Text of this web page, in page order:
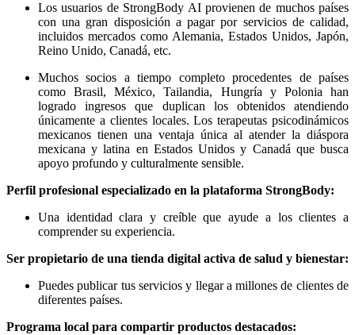
Los usuarios de StrongBody AI provienen de muchos países
con una gran disposición a pagar por servicios de calidad,
incluidos mercados como Alemania, Estados Unidos, Japón,
Reino Unido, Canadá, etc.
Muchos socios a tiempo completo procedentes de países
como Brasil, México, Tailandia, Hungría y Polonia han
logrado ingresos que duplican los obtenidos atendiendo
únicamente a clientes locales. Los terapeutas psicodinámicos
mexicanos tienen una ventaja única al atender la diáspora
mexicana y latina en Estados Unidos y Canadá que busca
apoyo profundo y culturalmente sensible.
Perfil profesional especializado en la plataforma StrongBody:
Una identidad clara y creíble que ayude a los clientes a
comprender su experiencia.
Ser propietario de una tienda digital activa de salud y bienestar:
Puedes publicar tus servicios y llegar a millones de clientes de
diferentes países.
Programa local para compartir productos destacados: